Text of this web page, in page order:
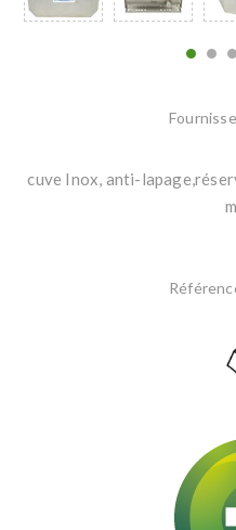
cuve Inox, anti-